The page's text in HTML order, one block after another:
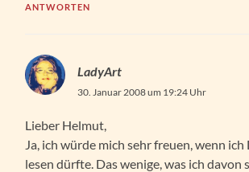
ANTWORTEN
LadyArt
30. Januar 2008 um 19:24 Uhr
Lieber Helmut,
Ja, ich würde mich sehr freuen, wenn
lesen dürfte. Das wenige, was ich davon